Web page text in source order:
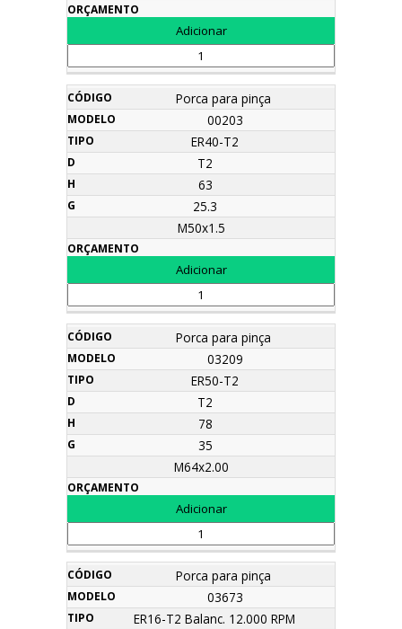
Porca para pinça
00203
ER40-T2
T2
63
25.3
M50x1.5
Porca para pinça
03209
ER50-T2
T2
78
35
M64x2.00
Porca para pinça
03673
ER16-T2 Balanc. 12.000 RPM